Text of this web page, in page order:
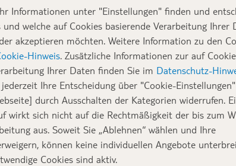
Entspannung aus ist, sollte sich eine
entgehen lassen.Und die gibt es
es Traumziele, die zu einem Urlaub im
noch: Vom Bett aus direkt ins Meer. Wo das
in der Karibik, auf Mauritius, Ozeanien, Bora
Informationen unter "Einstellungen" finden und
und welche auf Cookies basierende Verarbeitung Ihrer
akzeptieren möchten. Weitere Information zu den
Hinweis. Zusätzliche Informationen zur auf
Ihrer Daten finden Sie im Datenschutz-
Ihre Entscheidung über "Cookie-
durch Ausschalten der Kategorien widerrufen.
wirkt sich nicht auf die Rechtmäßigkeit der bis zum
aus. Soweit Sie „Ablehnen“ wählen und Ihre
können keine individuellen Angebote
Cookies sind aktiv.